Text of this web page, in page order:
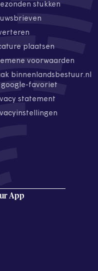
stukken
plaatsen
voorwaarden
binnenlandsbestuur.nl
google-favoriet
statement
App